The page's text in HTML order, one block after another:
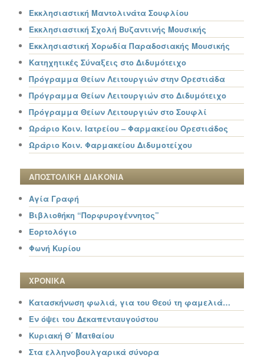
Εκκλησιαστική Μαντολινάτα Σουφλίου
Εκκλησιαστική Σχολή Βυζαντινής Μουσικής
Εκκλησιαστική Χορωδία Παραδοσιακής Μουσικής
Κατηχητικές Σύναξεις στο Διδυμότειχο
Πρόγραμμα Θείων Λειτουργιών στην Ορεστιάδα
Πρόγραμμα Θείων Λειτουργιών στο Διδυμότειχο
Πρόγραμμα Θείων Λειτουργιών στο Σουφλί
Ωράριο Κοιν. Ιατρείου – Φαρμακείου Ορεστιάδος
Ωράριο Κοιν. Φαρμακείου Διδυμοτείχου
ΑΠΟΣΤΟΛΙΚΗ ΔΙΑΚΟΝΙΑ
Αγία Γραφή
Βιβλιοθήκη “Πορφυρογέννητος”
Εορτολόγιο
Φωνή Κυρίου
ΧΡΟΝΙΚΑ
Κατασκήνωση φωλιά, για του Θεού τη φαμελιά…
Εν όψει του Δεκαπενταυγούστου
Κυριακή Θ΄ Ματθαίου
Στα ελληνοβουλγαρικά σύνορα